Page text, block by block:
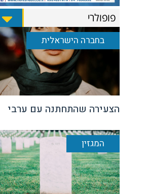
פופולרי
בחברה הישראלית
הצעירה שהתחתנה עם ערבי
המגזין